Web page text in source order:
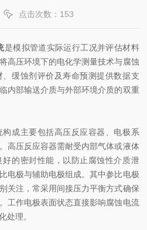
点击次数：153
是模拟管道实际运行工况并评估材料
高压环境下的电化学测量技术与腐蚀
缓蚀剂评价及寿命预测提供数据支
内部输送介质与外部环境介质的双重
成主要包括高压反应容器、电极系
高压反应容器需耐受内部气体或液体
的密封性能，以防止腐蚀性介质泄
电极与辅助电极组成。其中参比电极
关注，常采用间接压力平衡方式确保
工作电极表面状态直接影响腐蚀电流
处理。